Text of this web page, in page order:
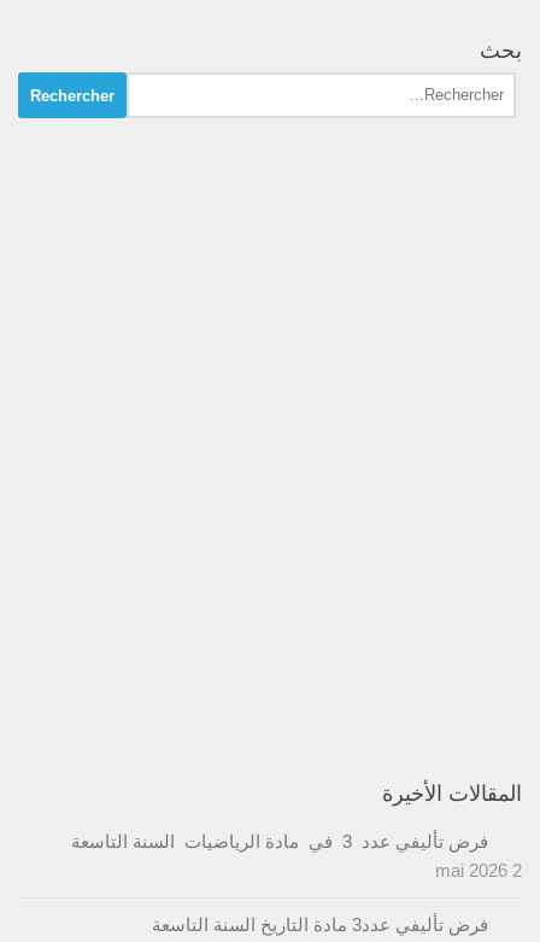
بحث
Rechercher :
المقالات الأخيرة
فرض تأليفي عدد 3 في مادة الرياضيات السنة التاسعة
2 mai 2026
فرض تأليفي عدد3 مادة التاريخ السنة التاسعة